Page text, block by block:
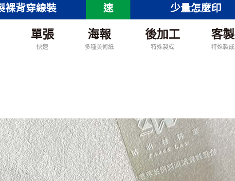
裸背穿線裝 速 少量怎麼印
單張
快速
海報
多種美術紙
後加工
特殊製成
客製
特殊製成